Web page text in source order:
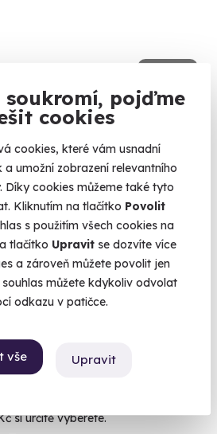
soukromí, pojďme
cookies
cookies, které vám usnadní
a umožní zobrazení relevantního
Díky cookies můžeme také tyto
Kliknutím na tlačítko Povolit
s použitím všech cookies na
tlačítko Upravit se dozvíte více
a zároveň můžete povolit jen
souhlas můžete kdykoliv odvolat
odkazu v patičce.
vše Upravit
Malorážky - 9 zbraní
desítek nezapomenutelných dárků -
Flyboarding, sen všech surfařů
737 nebo Královská
si určitě vyberete.